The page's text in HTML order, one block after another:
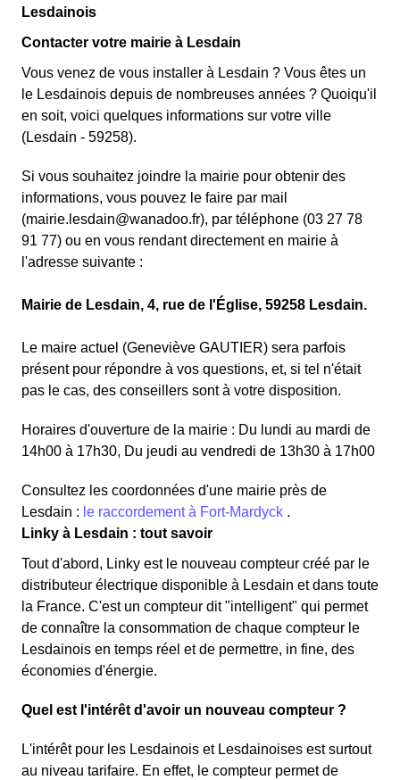
Lesdainois
Contacter votre mairie à Lesdain
Vous venez de vous installer à Lesdain ? Vous êtes un
le Lesdainois depuis de nombreuses années ? Quoiqu'il
en soit, voici quelques informations sur votre ville
(Lesdain - 59258).
Si vous souhaitez joindre la mairie pour obtenir des
informations, vous pouvez le faire par mail
(mairie.lesdain@wanadoo.fr), par téléphone (03 27 78
91 77) ou en vous rendant directement en mairie à
l'adresse suivante :
Mairie de Lesdain, 4, rue de l'Église, 59258 Lesdain.
Le maire actuel (Geneviève GAUTIER) sera parfois
présent pour répondre à vos questions, et, si tel n'était
pas le cas, des conseillers sont à votre disposition.
Horaires d'ouverture de la mairie : Du lundi au mardi de
14h00 à 17h30, Du jeudi au vendredi de 13h30 à 17h00
Consultez les coordonnées d'une mairie près de
Lesdain : le raccordement à Fort-Mardyck .
Linky à Lesdain : tout savoir
Tout d'abord, Linky est le nouveau compteur créé par le
distributeur électrique disponible à Lesdain et dans toute
la France. C'est un compteur dit "intelligent" qui permet
de connaître la consommation de chaque compteur le
Lesdainois en temps réel et de permettre, in fine, des
économies d'énergie.
Quel est l'intérêt d'avoir un nouveau compteur ?
L'intérêt pour les Lesdainois et Lesdainoises est surtout
au niveau tarifaire. En effet, le compteur permet de